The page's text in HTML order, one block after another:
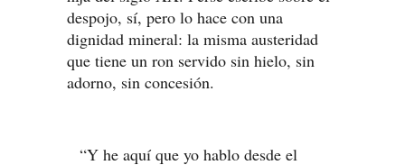
despojo, sí, pero lo hace con una
dignidad mineral: la misma austeridad
que tiene un ron servido sin hielo, sin
adorno, sin concesión.
“Y he aquí que yo hablo desde el